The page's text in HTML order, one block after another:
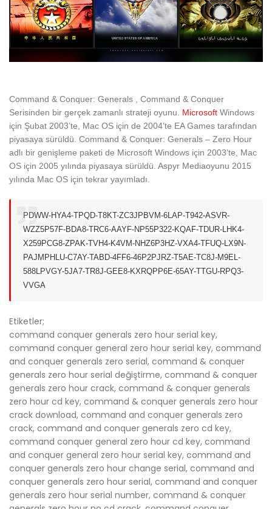
Command & Conquer: Generals , Command & Conquer
Serisinden bir gerçek zamanlı strateji oyunu. Microsoft Windows
için Şubat 2003’te, Mac OS için de 2004’te EA Games tarafından
piyasaya sürüldü. Command & Conquer: Generals – Zero Hour
adlı bir genişleme paketi de Microsoft Windows için 2003’te, Mac
OS için 2005 yılında piyasaya sürüldü. Aspyr Mediaoyunu 2015
yılında Mac OS için tekrar yayımladı.
PDWW-HYA4-TPQD-T8KT-ZC3J PBVM-6LAP-T942-ASVR-
WZZ5P57F-BDA8-TRC6-AAYF-NP55P322-KQAF-TDUR-LHK4-
X259PCG8-ZPAK-TVH4-K4VM-NHZ6P3HZ-VXA4-TFUQ-LX9N-
PAJM PHLU-C7AY-TABD-4FF6-46P2PJRZ-T5AE-TC8J-M9EL-
588LPVGY-5JA7-TR8J-GEE8-KXRQPP6E-65AY-TTGU-RPQ3-
VVGA
Etiketler;
command conquer generals zero hour serial key,
command conquer general zero hour serial key, command
and conquer generals zero serial, command & conquer
generals zero hour serial değiştirme, command & conquer
generals zero hour crack, command & conquer generals
zero hour cd key, command & conquer generals zero hour
crack download, command and conquer generals zero
crack, command and conquer generals zero cd key,
command conquer general zero hour cd key, command
and conquer general zero hour serial key, command and
conquer generals zero hour change serial, command and
conquer generals zero hour serial, command and conquer
generals zero hour serial number, command & conquer